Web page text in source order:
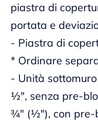
piastra di
portata e
- Piastra di
* Ordinare
- Unità
½", senza pre-
¾" (½"), con pre-